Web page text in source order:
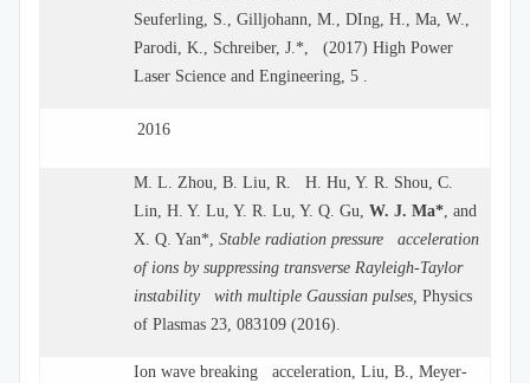
Seuferling, S., Gilljohann, M., DIng, H., Ma, W.,
Parodi, K., Schreiber, J.*, (2017) High Power
Laser Science and Engineering, 5 .
2016
M. L. Zhou, B. Liu, R. H. Hu, Y. R. Shou, C.
Lin, H. Y. Lu, Y. R. Lu, Y. Q. Gu, W. J. Ma*, and
X. Q. Yan*, Stable radiation pressure acceleration
of ions by suppressing transverse Rayleigh-Taylor
instability with multiple Gaussian pulses, Physics
of Plasmas 23, 083109 (2016).
Ion wave breaking acceleration, Liu, B., Meyer-